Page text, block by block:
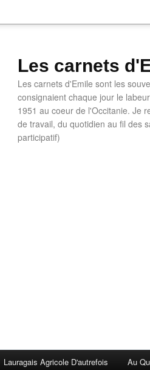
Les carnets
Les carnets d'Emile sont les
consignaient chaque jour le
1951 au coeur de l'Occitanie. Je
de travail, du quotidien au fil des
participatif)
Lauragais Agricole D'autrefois Au